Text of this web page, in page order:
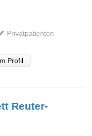
Privatpatienten
Profil
Reuter-